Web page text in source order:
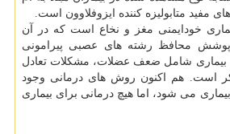
مفید متابولیزه کننده ایزوفلاوون است.
خودایمنی مغز و نخاع است که در آن
محافظ رشته های عصبی پیرامونی
بیماری شامل ضعف عضلات، مشکلات تعادل
است. هم اکنون روش های درمانی وجود
می شود، اما هیچ درمانی برای بیماری